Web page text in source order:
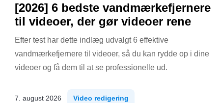
[2026] 6 bedste vandmærkefjernere
til videoer, der gør videoer rene
Efter test har dette indlæg udvalgt 6 effektive
vandmærkefjernere til videoer, så du kan rydde op i dine
videoer og få dem til at se professionelle ud.
7. august 2026 Video redigering